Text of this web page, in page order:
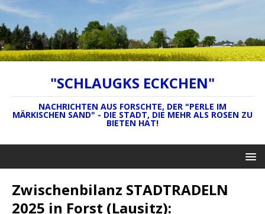
"SCHLAUGKS ECKCHEN"
NACHRICHTEN AUS FORSCHTE, DER "PERLE IM
MÄRKISCHEN SAND" - DIE STADT, DIE MEHR ALS ROSEN ZU
BIETEN HAT!
Zwischenbilanz STADTRADELN
2025 in Forst (Lausitz):